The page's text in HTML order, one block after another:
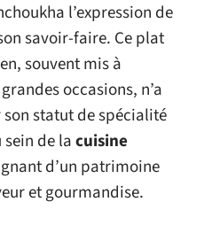
l’expression de
savoir-faire. Ce plat
souvent mis à
occasions, n’a
son statut de spécialité
de lacuisine
d’un patrimoine
et gourmandise.